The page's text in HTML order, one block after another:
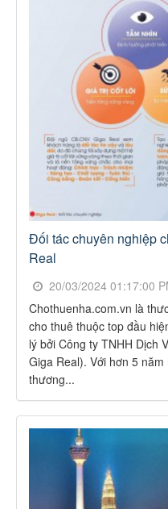
Đối tác chuyên nghiệp
Real
20/03/2024 01:17:00
Chothuenha.com.vn là
cho thuê thuộc top đầu
lý bởi Công ty TNHH Dịch
Giga Real). Với hơn 5
thương...